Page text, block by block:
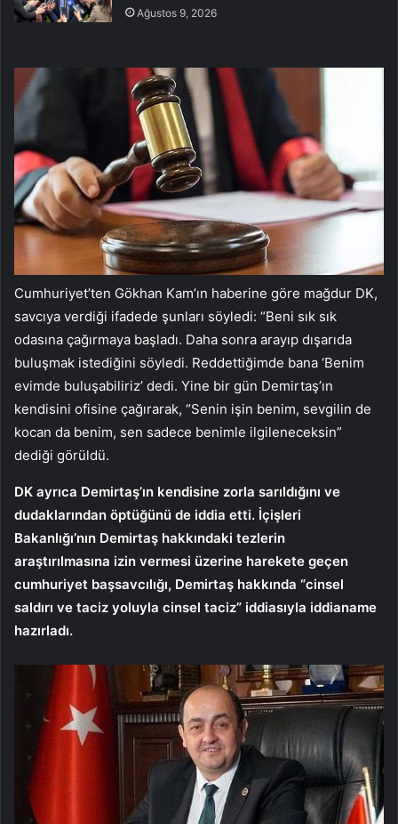
Ağustos 9, 2026
Cumhuriyet’ten Gökhan Kam’ın haberine göre mağdur DK,
savcıya verdiği ifadede şunları söyledi: “Beni sık sık
odasına çağırmaya başladı. Daha sonra arayıp dışarıda
buluşmak istediğini söyledi. Reddettiğimde bana ‘Benim
evimde buluşabiliriz’ dedi. Yine bir gün Demirtaş’ın
kendisini ofisine çağırarak, “Senin işin benim, sevgilin de
kocan da benim, sen sadece benimle ilgileneceksin”
dediği görüldü.
DK ayrıca Demirtaş’ın kendisine zorla sarıldığını ve
dudaklarından öptüğünü de iddia etti. İçişleri
Bakanlığı’nın Demirtaş hakkındaki tezlerin
araştırılmasına izin vermesi üzerine harekete geçen
cumhuriyet başsavcılığı, Demirtaş hakkında “cinsel
saldırı ve taciz yoluyla cinsel taciz” iddiasıyla iddianame
hazırladı.